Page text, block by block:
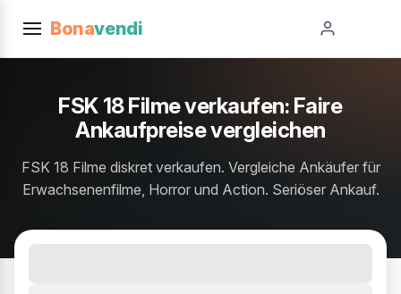
Bonavendi
FSK 18 Filme verkaufen: Faire
Ankaufpreise vergleichen
FSK 18 Filme diskret verkaufen. Vergleiche Ankäufer für
Erwachsenenfilme, Horror und Action. Seriöser Ankauf.